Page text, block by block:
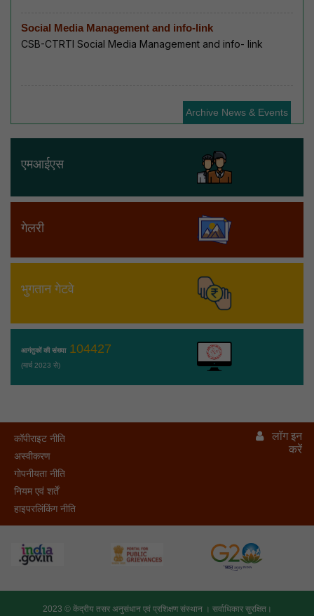
Social Media Management and info-link
CSB-CTRTI Social Media Management and info- link
Archive News & Events
एमआईएस
गेलरी
भुगतान गेटवे
आगंतुकों की संख्या104427
(मार्च 2023 से)
कॉपीराइट नीति
अस्वीकरण
गोपनीयता नीति
नियम एवं शर्तें
हाइपरलिंकिंग नीति
लॉग इन
करें
2023 © केंद्रीय तसर अनुसंधान एवं प्रशिक्षण संस्थान । सर्वाधिकार सुरक्षित।